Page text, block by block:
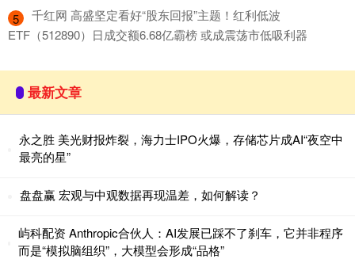
5
​千红网 高盛坚定看好“股东回报”主题！红利低波
ETF（512890）日成交额6.68亿霸榜 或成震荡市低吸利器
最新文章
永之胜 美光财报炸裂，海力士IPO火爆，存储芯片成AI“夜空中
最亮的星”
盘盘赢 宏观与中观数据再现温差，如何解读？
屿科配资 Anthropic合伙人：AI发展已踩不了刹车，它并非程序
而是“模拟脑组织”，大模型会形成“品格”